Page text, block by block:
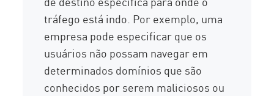
tráfego está indo. Por exemplo, uma
empresa pode especificar que os
usuários não possam navegar em
determinados domínios que são
conhecidos por serem maliciosos ou